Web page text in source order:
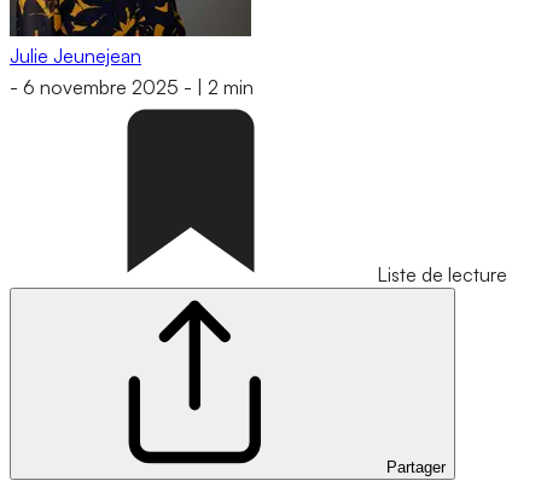
Julie Jeunejean
- 6 novembre 2025 - 2 min
Liste de lecture
Partager